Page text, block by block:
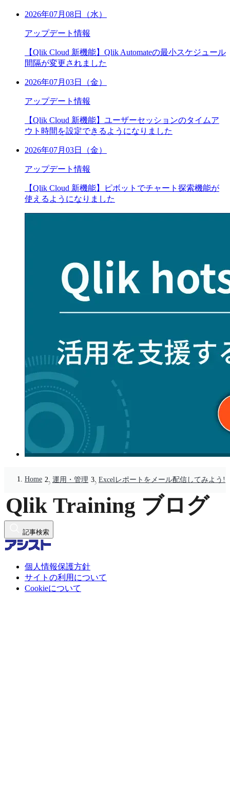
2026年07月08日（水）
アップデート情報
【Qlik Cloud 新機能】Qlik Automateの最小スケジュール
間隔が変更されました
2026年07月03日（金）
アップデート情報
【Qlik Cloud 新機能】ユーザーセッションのタイムア
ウト時間を設定できるようになりました
2026年07月03日（金）
アップデート情報
【Qlik Cloud 新機能】ピボットでチャート探索機能が
使えるようになりました
Home 運用・管理 Excelレポートをメール配信してみよう!
記事検索
個人情報保護方針
サイトの利用について
Cookieについて